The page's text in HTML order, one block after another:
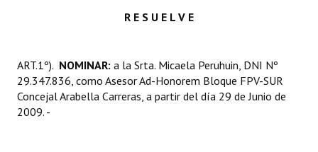
Ciudadano Ilustre - Registro
Huéspedes de Honor - Registro
Antiguos Pobladores - Registro
R E S U E L V E
ART.1º). NOMINAR: a la Srta. Micaela Peruhuin, DNI Nº
29.347.836, como Asesor Ad-Honorem Bloque FPV-SUR
Concejal Arabella Carreras, a partir del día 29 de Junio de
2009. -